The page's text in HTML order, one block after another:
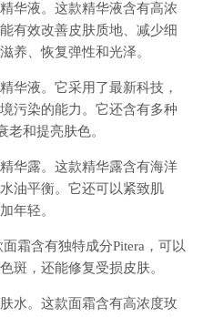
华液。这款精华液含有高浓
有效改善皮肤质地、减少细
养、恢复弹性和光泽。
华液。它采用了最新科技，
污染的能力。它还含有多种
老和提亮肤色。
华露。这款精华露含有海洋
油平衡。它还可以紧致肌
年轻。
霜含有独特成分Pitera，可以
斑，还能修复受损皮肤。
水。这款面霜含有高浓度玫